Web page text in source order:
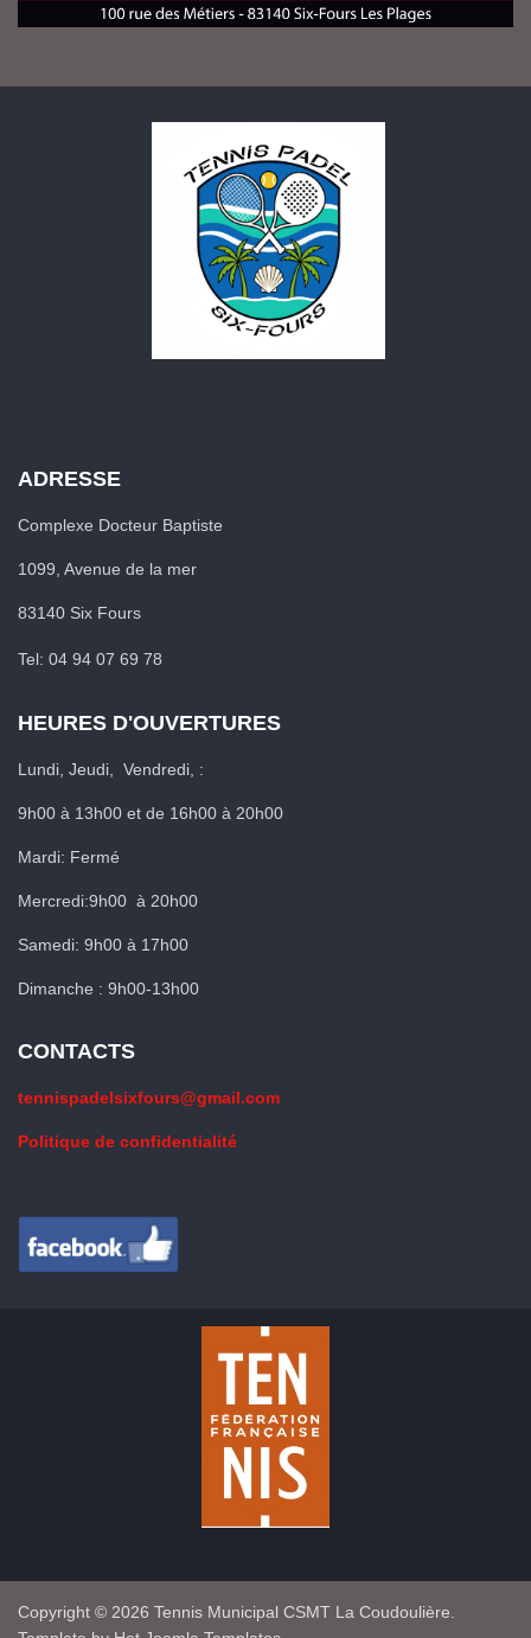
ADRESSE
Complexe Docteur Baptiste
1099, Avenue de la mer
83140 Six Fours
Tel: 04 94 07 69 78
HEURES D'OUVERTURES
Lundi, Jeudi, Vendredi, :
9h00 à 13h00 et de 16h00 à 20h00
Mardi: Fermé
Mercredi:9h00 à 20h00
Samedi: 9h00 à 17h00
Dimanche : 9h00-13h00
CONTACTS
tennispadelsixfours@gmail.com
Politique de confidentialité
Copyright © 2026 Tennis Municipal CSMT La Coudoulière.